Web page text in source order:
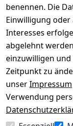
benennen. Die
Einwilligung
Interesses
abgelehnt
einzuwilligen
Zeitpunkt zu
unserImpressum
Verwendung
Datenschutze
rklärung
Barrierefreihe
itserklärung
Widerrufsrec
ht
Vertrag